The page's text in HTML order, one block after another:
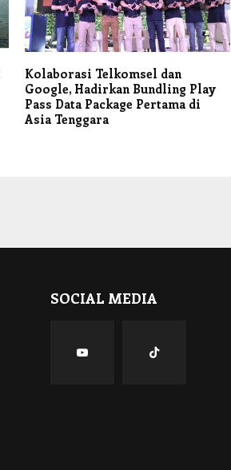
Kolaborasi Telkomsel dan
Google, Hadirkan Bundling Play
Pass Data Package Pertama di
Asia Tenggara
SOCIAL MEDIA